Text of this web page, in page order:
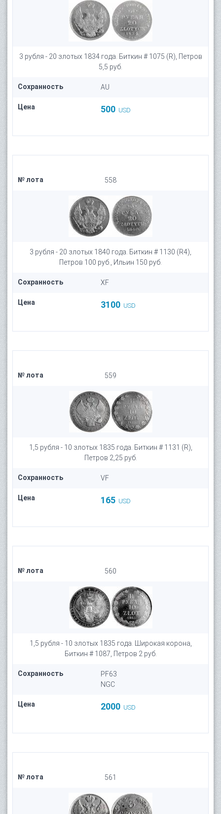
3 рубля - 20 злотых 1834 года. Биткин # 1075 (R), Петров
5,5 руб.
Сохранность AU
Цена 500 USD
№ лота 558
3 рубля - 20 злотых 1840 года. Биткин # 1130 (R4),
Петров 100 руб., Ильин 150 руб.
Сохранность XF
Цена 3100 USD
№ лота 559
1,5 рубля - 10 злотых 1835 года. Биткин # 1131 (R),
Петров 2,25 руб.
Сохранность VF
Цена 165 USD
№ лота 560
1,5 рубля - 10 злотых 1835 года. Широкая корона,
Биткин # 1087, Петров 2 руб.
Сохранность
PF63
NGC
Цена 2000 USD
№ лота 561